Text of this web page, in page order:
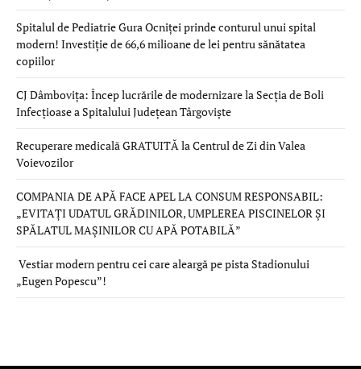
Spitalul de Pediatrie Gura Ocniței prinde conturul unui spital
modern! Investiție de 66,6 milioane de lei pentru sănătatea
copiilor
CJ Dâmbovița: Încep lucrările de modernizare la Secția de Boli
Infecțioase a Spitalului Județean Târgoviște
Recuperare medicală GRATUITĂ la Centrul de Zi din Valea
Voievozilor
COMPANIA DE APĂ FACE APEL LA CONSUM RESPONSABIL:
„EVITAȚI UDATUL GRĂDINILOR, UMPLEREA PISCINELOR ȘI
SPĂLATUL MAȘINILOR CU APĂ POTABILĂ”
Vestiar modern pentru cei care aleargă pe pista Stadionului
„Eugen Popescu”!